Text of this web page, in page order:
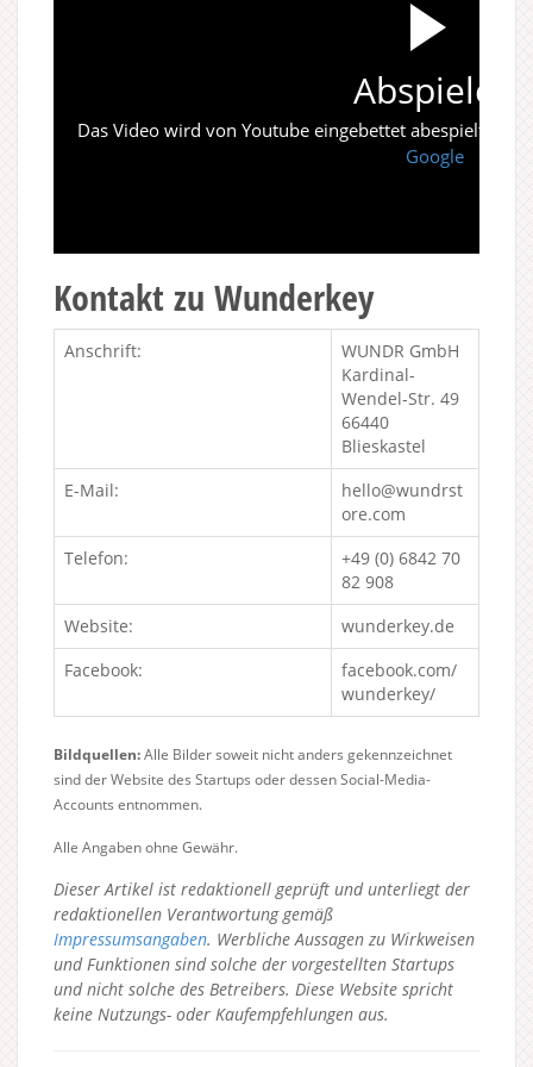
Abspielen
Das Video wird von Youtube eingebettet abespielt. Es
Google
Kontakt zu Wunderkey
Anschrift:
WUNDR GmbH
Kardinal-
Wendel-Str. 49
66440
Blieskastel
E-Mail:
hello@wundrst
ore.com
Telefon:
+49 (0) 6842 70
82 908
Website:
wunderkey.de
Facebook:
facebook.com/
wunderkey/
Bildquellen:Alle Bilder soweit nicht anders gekennzeichnet
sind der Website des Startups oder dessen Social-Media-
Accounts entnommen.
Alle Angaben ohne Gewähr.
Dieser Artikel ist redaktionell geprüft und unterliegt der
redaktionellen Verantwortung gemäß
Impressumsangaben. Werbliche Aussagen zu Wirkweisen
und Funktionen sind solche der vorgestellten Startups
und nicht solche des Betreibers. Diese Website spricht
keine Nutzungs- oder Kaufempfehlungen aus.